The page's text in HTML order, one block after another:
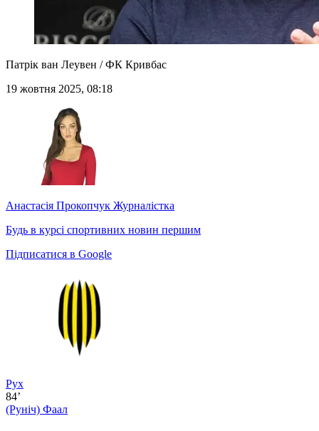
Патрік ван Леувен / ФК Кривбас
19 жовтня 2025, 08:18
Анастасія Прокопчук Журналістка
Будь в курсі спортивних новин першим
Підписатися в Google
Рух
84’
(Руніч) Фаал